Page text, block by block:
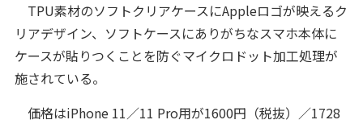
TPU素材のソフトクリアケースにAppleロゴが映えるク
リアデザイン、ソフトケースにありがちなスマホ本体に
ケースが貼りつくことを防ぐマイクロドット加工処理が
施されている。
価格はiPhone 11／11 Pro用が1600円（税抜）／1728